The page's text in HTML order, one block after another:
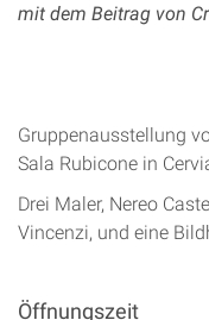
mit dem Beitrag von
Gruppenausstellung
Sala Rubicone in
Drei Maler, Nereo
Vincenzi, und eine
Öffnungszeit